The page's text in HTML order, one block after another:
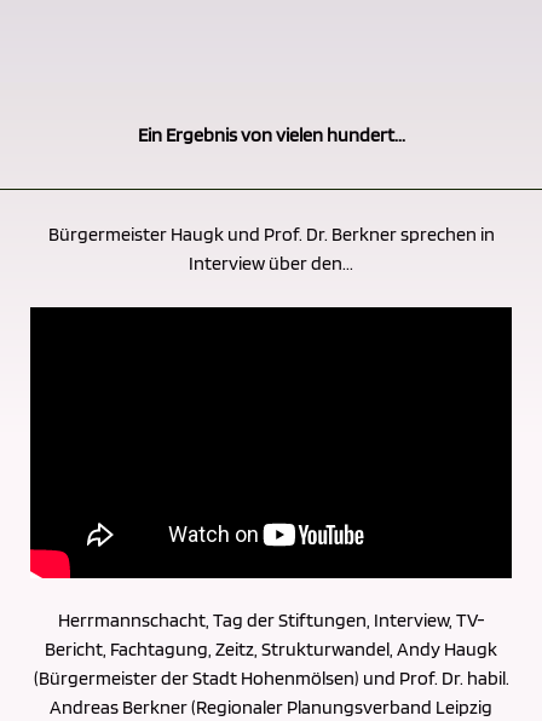
Ein Ergebnis von vielen hundert...
Bürgermeister Haugk und Prof. Dr. Berkner sprechen in
Interview über den...
Herrmannschacht, Tag der Stiftungen, Interview, TV-
Bericht, Fachtagung, Zeitz, Strukturwandel, Andy Haugk
(Bürgermeister der Stadt Hohenmölsen) und Prof. Dr. habil.
Andreas Berkner (Regionaler Planungsverband Leipzig